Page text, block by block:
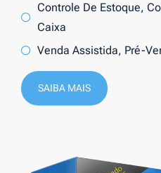
Controle De Estoque,
Caixa
Venda Assistida, Pré-
SAIBA MAIS